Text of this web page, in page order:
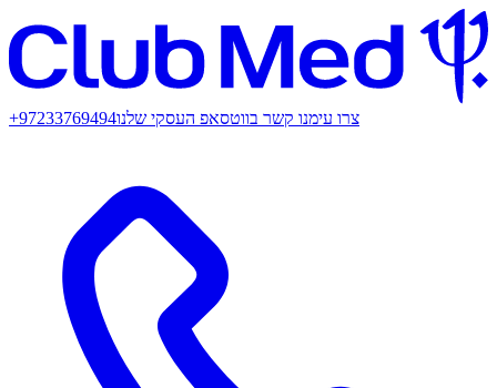
+97233769494צרו עימנו קשר בווטסאפ העסקי שלנו